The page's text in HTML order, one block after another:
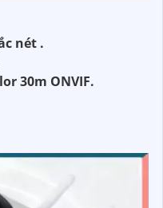
nét .
30m ONVIF.